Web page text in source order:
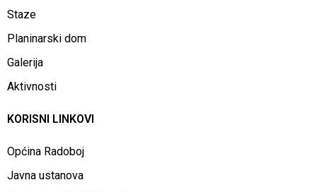
Staze
Planinarski dom
Galerija
Aktivnosti
KORISNI LINKOVI
Općina Radoboj
Javna ustanova